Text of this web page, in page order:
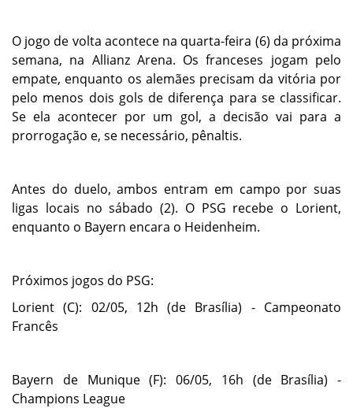
O jogo de volta acontece na quarta-feira (6) da próxima
semana, na Allianz Arena. Os franceses jogam pelo
empate, enquanto os alemães precisam da vitória por
pelo menos dois gols de diferença para se classificar.
Se ela acontecer por um gol, a decisão vai para a
prorrogação e, se necessário, pênaltis.
Antes do duelo, ambos entram em campo por suas
ligas locais no sábado (2). O PSG recebe o Lorient,
enquanto o Bayern encara o Heidenheim.
Próximos jogos do PSG:
Lorient (C): 02/05, 12h (de Brasília) - Campeonato
Francês
Bayern de Munique (F): 06/05, 16h (de Brasília) -
Champions League